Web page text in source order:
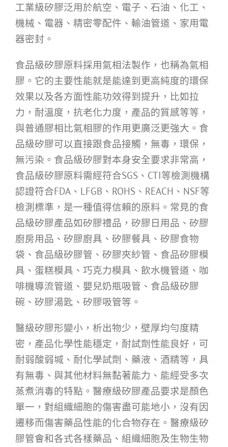
工業級矽膠泛用於航空、電子、石油、化工、
機械、電器、精密零配件、輸油管道、家用電
器密封。
食品級矽膠原料採用氣相法製作，也稱為氣相
膠。它的主要性能就是能達到更高純度的環保
效果以及各方面性能功效得到提升，比如拉
力，耐溫度，抗老化力度，產品的質感等等，
與普通膠相比氣相膠的作用更廣泛更強大。食
品級矽膠可以直接跟食品接觸，無毒，環保，
無污染。食品級矽膠對本身安全要求非常高，
食品級矽膠原料需經符合SGS、CTI等檢測機構
認證符合FDA、LFGB、ROHS、REACH、NSF等
檢測標準，是一種值得信賴的原料。常見的食
品級矽膠產品如矽膠禮品，矽膠日用品、矽膠
廚房用品、矽膠廚具、矽膠餐具、矽膠食物
袋、食品級矽膠管、矽膠夾紗管、食品矽膠模
具、蛋糕模具、巧克力模具、飲水機管道、咖
啡機導流管道、嬰兒奶瓶吸管、食品級矽膠
碗、矽膠湯匙、矽膠吸管等。
醫級矽膠形變小，析出物少，壁厚均勻度精
密，產品化學性能穩定，耐試劑性能良好，可
耐弱酸弱堿、耐化學試劑、藥液、酒精等，具
有無毒、與其他材料無黏著能力、能經受多次
蒸煮消毒的特點。醫療級矽膠產品要求是顏色
單一，對組織細胞的傷害盡可能地小，沒有因
遷移而傷害藥品性能的化合物存在。醫療級矽
膠管會和各式各樣藥品、組織細胞及生物生物